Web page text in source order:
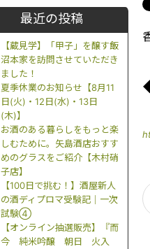
最近の投稿
【蔵見学】「甲子」を醸す飯
沼本家を訪問させていただき
ました！
夏季休業のお知らせ【8月11
日(火)・12日(水)・13日
(木)】
お酒のある暮らしをもっと楽
しむために。矢島酒店おすす
めのグラスをご紹介【木村硝
子店】
【100日で挑む！】酒屋新人
の酒ディプロマ受験記｜一次
試験④
【オンライン抽選販売】『而
今 純米吟醸 朝日 火入